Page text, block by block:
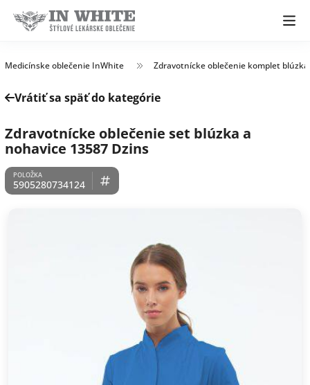
Medicínske oblečenie InWhite Zdravotnícke oblečenie komplet
Vrátiť sa späť do kategórie
Zdravotnícke oblečenie set blúzka a
nohavice 13587 Dzins
5905280734124